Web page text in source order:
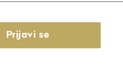
Prijavi se